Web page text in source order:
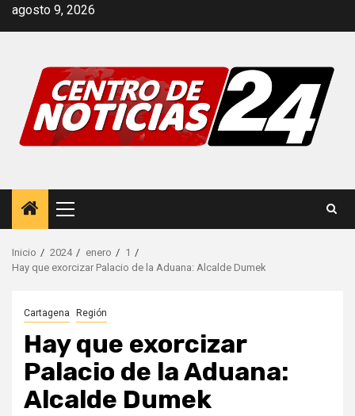
Saltar
agosto 9, 2026
Menú
principal
Inicio 2024 enero
1
Hay que exorcizar Palacio de la Aduana: Alcalde Dumek
Cartagena Región
Hay que exorcizar
Palacio de la Aduana:
Alcalde Dumek